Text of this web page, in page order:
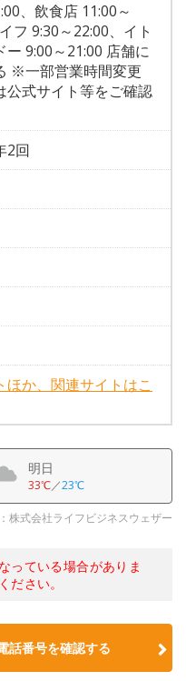
、飲食店 11:00～
フ 9:30～22:00、イト
ー 9:00～21:00 店舗に
※一部営業時間変更
公式サイト等をご確認
2回
ほか、関連サイトはこ
明日
33℃／23℃
株式会社ライフビジネスウェザー
っている場合がありま
ださい。
話番号を確認する